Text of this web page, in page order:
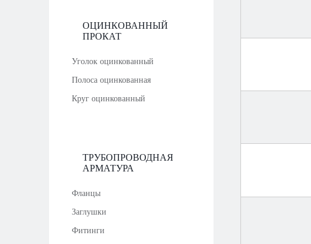
ОЦИНКОВАННЫЙ
ПРОКАТ
Уголок оцинкованный
Полоса оцинкованная
Круг оцинкованный
ТРУБОПРОВОДНАЯ
АРМАТУРА
Фланцы
Заглушки
Фитинги